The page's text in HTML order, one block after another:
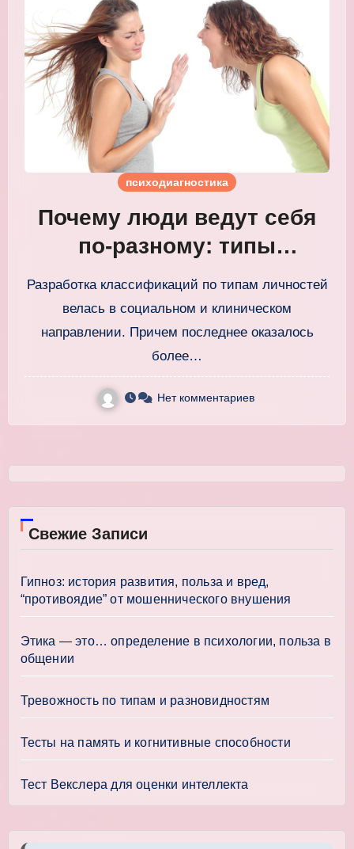
психодиагностика
Почему люди ведут себя
по-разному: типы
личностей
Разработка классификаций по типам личностей
велась в социальном и клиническом
направлении. Причем последнее оказалось
более…
Нет комментариев
Свежие Записи
Гипноз: история развития, польза и вред,
“противоядие” от мошеннического внушения
Этика — это… определение в психологии, польза в
общении
Тревожность по типам и разновидностям
Тесты на память и когнитивные способности
Тест Векслера для оценки интеллекта